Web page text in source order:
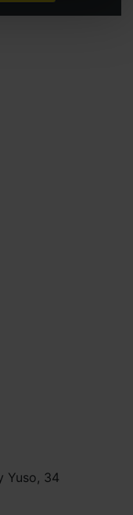
para denegar
imprescindibles.
permitir en tu
utilizaremos
navegación.
Yuso, 34